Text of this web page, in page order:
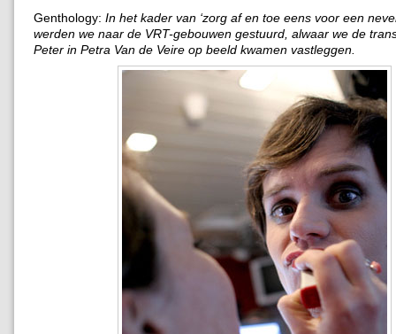
Genthology: In het kader van ‘zorg af en toe eens voor een
werden we naar de VRT-gebouwen gestuurd, alwaar we de
Peter in Petra Van de Veire op beeld kwamen vastleggen.